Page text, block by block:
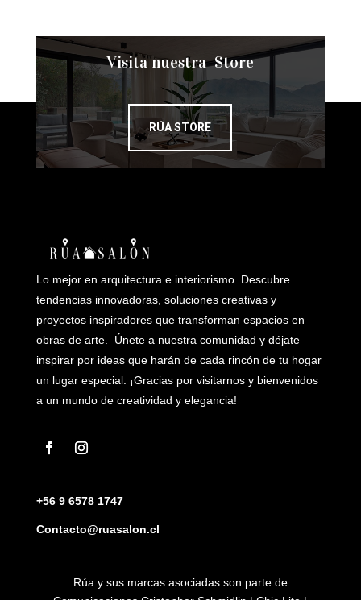
Visita nuestra Store
RÚA STORE
Lo mejor en arquitectura e interiorismo. Descubre
tendencias innovadoras, soluciones creativas y
proyectos inspiradores que transforman espacios en
obras de arte. Únete a nuestra comunidad y déjate
inspirar por ideas que harán de cada rincón de tu hogar
un lugar especial. ¡Gracias por visitarnos y bienvenidos
a un mundo de creatividad y elegancia!
+56 9 6578 1747
Contacto@ruasalon.cl
Rúa y sus marcas asociadas son parte de